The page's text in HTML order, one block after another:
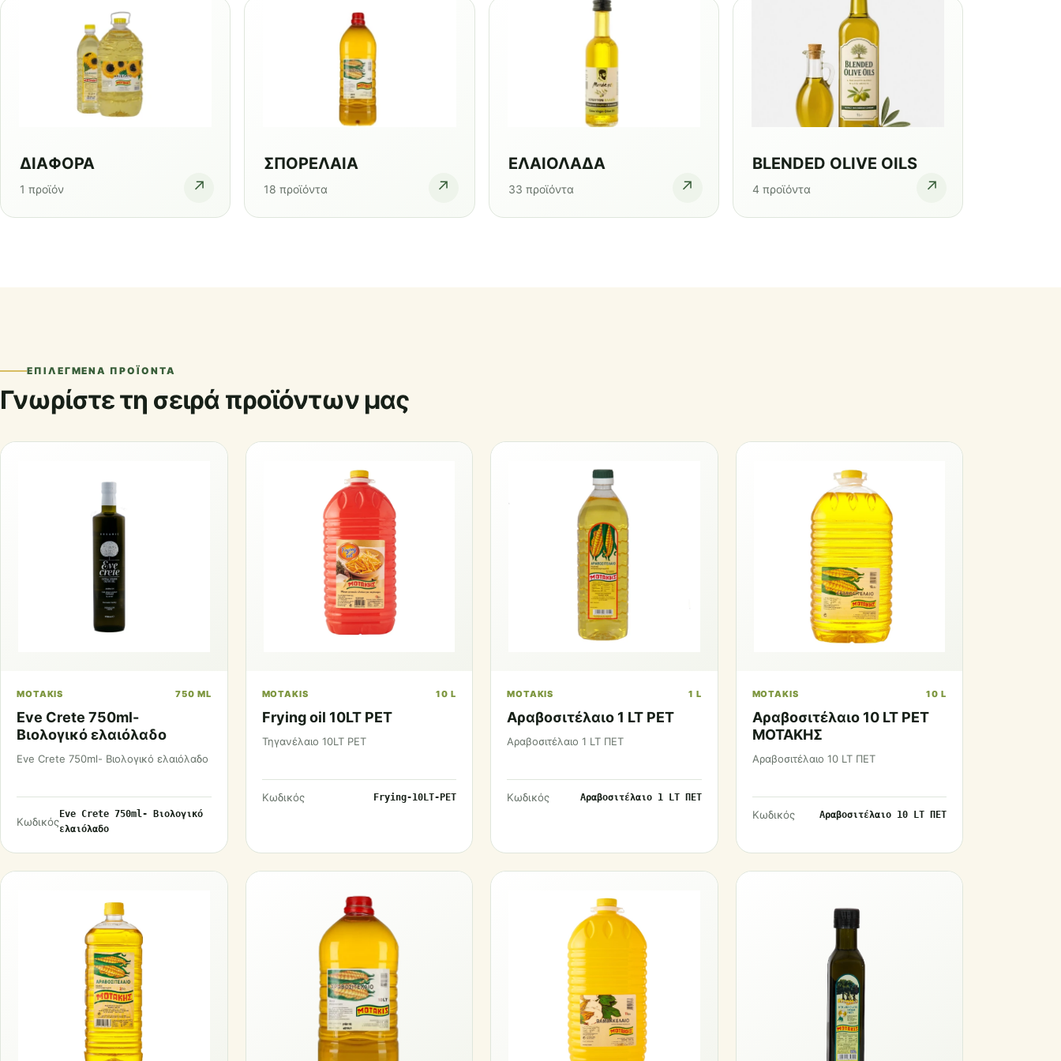
ΔΙΑΦΟΡΑ
1 προϊόν ↗
ΣΠΟΡΕΛΑΙΑ
18 προϊόντα ↗
ΕΛΑΙΟΛΑΔΑ
33 προϊόντα ↗
BLENDED OLIVE OILS
4 προϊόντα ↗
ΕΠΙΛΕΓΜΈΝΑ ΠΡΟΪΌΝΤΑ
Γνωρίστε τη σειρά προϊόντων μας
MOTAKIS 750 ML
Eve Crete 750ml-
Βιολογικό ελαιόλαδο
Eve Crete 750ml- Βιολογικό ελαιόλαδο
Κωδικός
Eve Crete 750ml- Βιολογικό
ελαιόλαδο
MOTAKIS 10 L
Frying oil 10LT PET
Τηγανέλαιο 10LT PET
Κωδικός Frying-10LT-PET
MOTAKIS 1 L
Αραβοσιτέλαιο 1 LT PET
Αραβοσιτέλαιο 1 LT ΠΕΤ
Κωδικός Αραβοσιτέλαιο 1 LT ΠΕΤ
MOTAKIS 10 L
Αραβοσιτέλαιο 10 LT PET
ΜΟΤΑΚΗΣ
Αραβοσιτέλαιο 10 LT ΠΕΤ
Κωδικός Αραβοσιτέλαιο 10 LT ΠΕΤ